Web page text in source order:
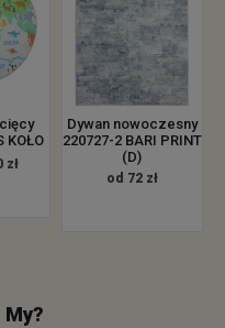
KOŁO
zł
Dywan nowoczesny
220727-2 BARI PRINT
(D)
od 72 zł
My?